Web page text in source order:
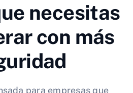
necesitas
con más
para empresas que